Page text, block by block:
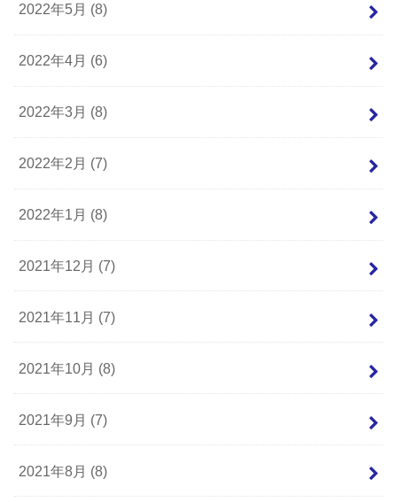
2022年5月 (8)
2022年4月 (6)
2022年3月 (8)
2022年2月 (7)
2022年1月 (8)
2021年12月 (7)
2021年11月 (7)
2021年10月 (8)
2021年9月 (7)
2021年8月 (8)